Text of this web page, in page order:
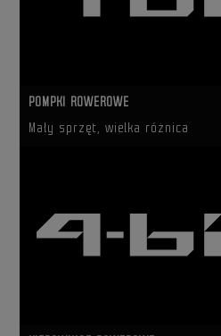
POMPKI ROWEROWE
Mały sprzęt, wielka różnica